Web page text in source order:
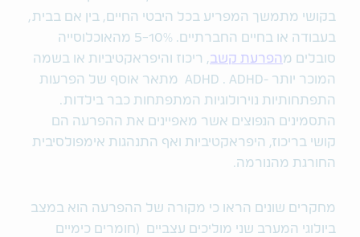
בקושי מתמשך המפריע בכל היבטי החיים, בין אם בבית,
בעבודה או בחיים החברתיים. 5-10% מהאוכלוסייה
סובלים מהפרעת קשב, ריכוז והיפראקטיביות או בשמה
המוכר יותר -ADHD . ADHD מתאר אוסף של הפרעות
התפתחותיות נוירולוגיות המתפתחות כבר בילדות.
התסמינים הנפוצים אשר מאפיינים את ההפרעה הם
קושי בריכוז, היפראקטיביות ואף התנהגות אימפולסיבית
החורגת מהנורמה.
מחקרים שונים הראו כי מקורה של ההפרעה הוא במצב
ביולוגי המערב שני מוליכים עצביים (חומרים כימיים